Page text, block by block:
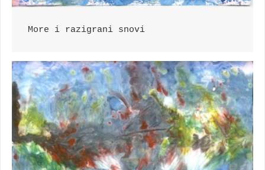
More i razigrani snovi